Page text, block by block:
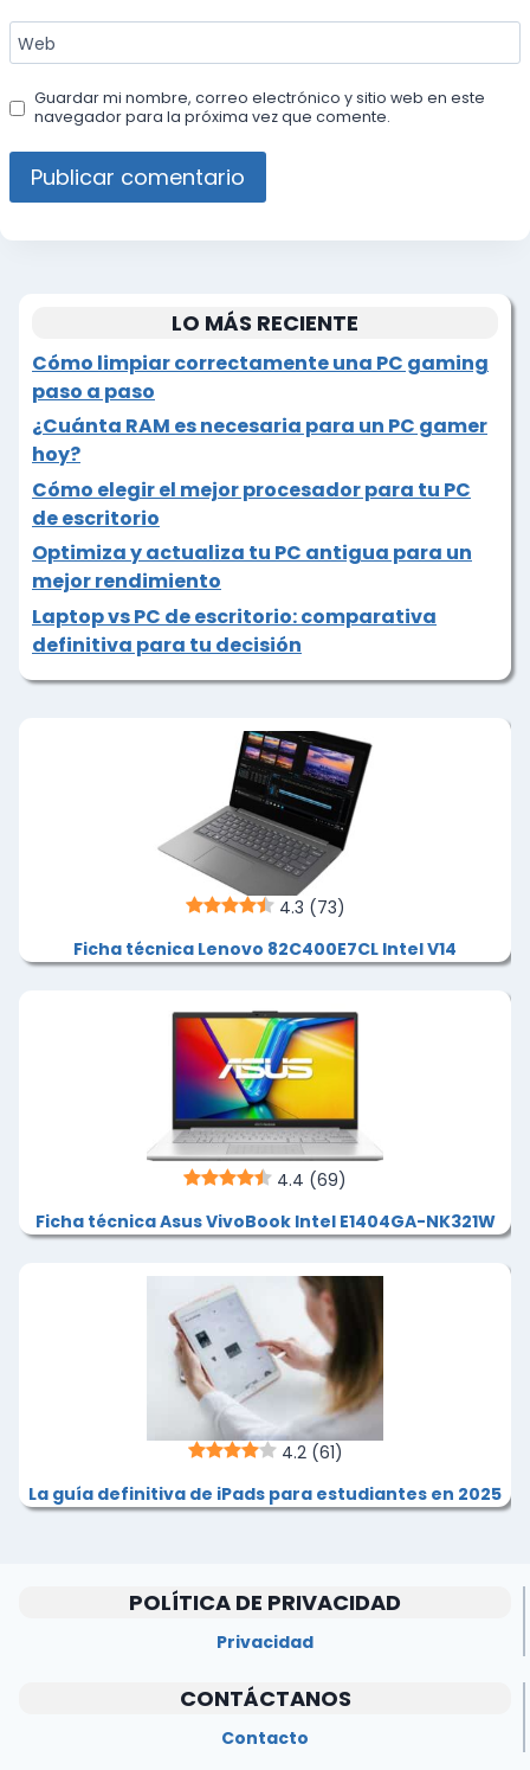
Web
Guardar mi nombre, correo electrónico y sitio web en este
navegador para la próxima vez que comente.
LO MÁS RECIENTE
Cómo limpiar correctamente una PC gaming
paso a paso
¿Cuánta RAM es necesaria para un PC gamer
hoy?
Cómo elegir el mejor procesador para tu PC
de escritorio
Optimiza y actualiza tu PC antigua para un
mejor rendimiento
Laptop vs PC de escritorio: comparativa
definitiva para tu decisión
4.3 (73)
Ficha técnica Lenovo 82C400E7CL Intel V14
4.4 (69)
Ficha técnica Asus VivoBook Intel E1404GA-NK321W
4.2 (61)
La guía definitiva de iPads para estudiantes en 2025
POLÍTICA DE PRIVACIDAD
Privacidad
CONTÁCTANOS
Contacto